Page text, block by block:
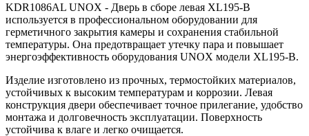
KDR1086AL UNOX - Дверь в сборе левая XL195-B
используется в профессиональном оборудовании для
герметичного закрытия камеры и сохранения стабильной
температуры. Она предотвращает утечку пара и повышает
энергоэффективность оборудования UNOX модели XL195-B.
Изделие изготовлено из прочных, термостойких материалов,
устойчивых к высоким температурам и коррозии. Левая
конструкция двери обеспечивает точное прилегание, удобство
монтажа и долговечность эксплуатации. Поверхность
устойчива к влаге и легко очищается.